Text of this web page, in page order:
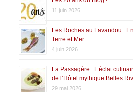
11 juin 2026
Les Roches au Lavandou :
Terre et Mer
4 juin 2026
La Passagère : L’éclat
de l’Hôtel mythique Belles
29 mai 2026